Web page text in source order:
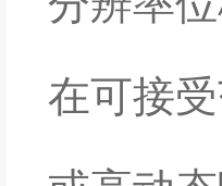
在可接